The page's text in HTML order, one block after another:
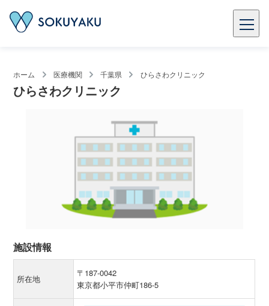
ホーム 医療機関 千葉県 ひらさわクリニック
ひらさわクリニック
施設情報
所在地
〒187-0042
東京都小平市仲町186-5